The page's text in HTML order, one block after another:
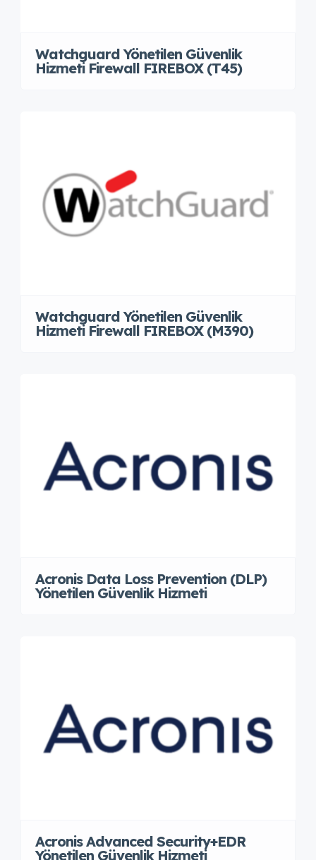
Watchguard Yönetilen Güvenlik
Hizmeti Firewall FIREBOX (T45)
Watchguard Yönetilen Güvenlik
Hizmeti Firewall FIREBOX (M390)
Acronis Data Loss Prevention (DLP)
Yönetilen Güvenlik Hizmeti
Acronis Advanced Security+EDR
Yönetilen Güvenlik Hizmeti